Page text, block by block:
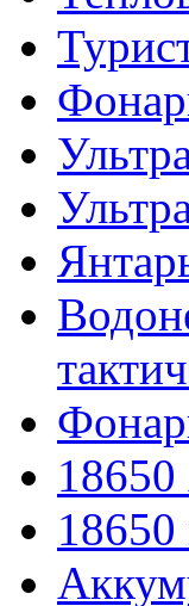
18650